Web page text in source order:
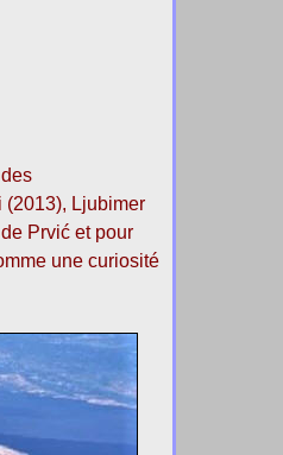
(2013), Ljubimer
Prvić et pour
une curiosité